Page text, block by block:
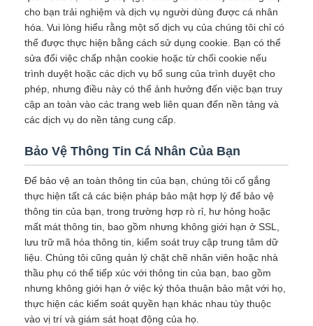
cho bạn trải nghiệm và dịch vụ người dùng được cá nhân
hóa. Vui lòng hiểu rằng một số dịch vụ của chúng tôi chỉ có
thể được thực hiện bằng cách sử dụng cookie. Bạn có thể
sửa đổi việc chấp nhận cookie hoặc từ chối cookie nếu
trình duyệt hoặc các dịch vụ bổ sung của trình duyệt cho
phép, nhưng điều này có thể ảnh hưởng đến việc bạn truy
cập an toàn vào các trang web liên quan đến nền tảng và
các dịch vụ do nền tảng cung cấp.
Bảo Vệ Thông Tin Cá Nhân Của Bạn
Để bảo vệ an toàn thông tin của bạn, chúng tôi cố gắng
thực hiện tất cả các biện pháp bảo mật hợp lý để bảo vệ
thông tin của bạn, trong trường hợp rò rỉ, hư hỏng hoặc
mất mát thông tin, bao gồm nhưng không giới hạn ở SSL,
lưu trữ mã hóa thông tin, kiểm soát truy cập trung tâm dữ
liệu. Chúng tôi cũng quản lý chặt chẽ nhân viên hoặc nhà
thầu phụ có thể tiếp xúc với thông tin của bạn, bao gồm
nhưng không giới hạn ở việc ký thỏa thuận bảo mật với họ,
thực hiện các kiểm soát quyền hạn khác nhau tùy thuộc
vào vị trí và giám sát hoạt động của họ.